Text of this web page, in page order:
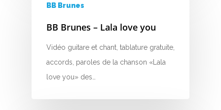
BB Brunes
BB Brunes – Lala love you
Vidéo guitare et chant, tablature gratuite,
accords, paroles de la chanson «Lala
love you» des…
U
V
X